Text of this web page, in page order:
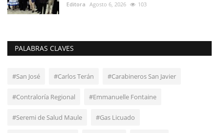
Editora Agosto 6, 2026 103
PALABRAS CLAVES
#San José #Carlos Terán #Carabineros San Javier
#Contraloría Regional #Emmanuelle Fontaine
#Seremi de Salud Maule #Gas Licuado